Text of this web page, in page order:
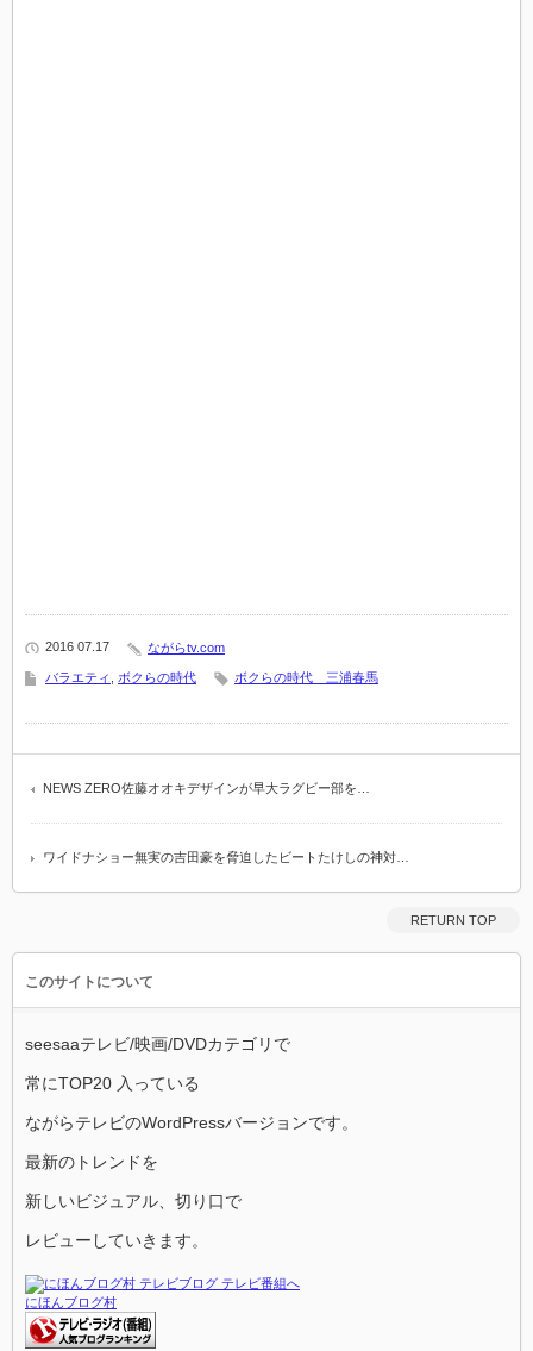
2016 07.17 ながらtv.com
バラエティ ボクらの時代 ボクらの時代 三浦春馬
NEWS ZERO佐藤オオキデザインが早大ラグビー部を…
ワイドナショー無実の吉田豪を脅迫したビートたけしの神対…
RETURN TOP
このサイトについて
seesaaテレビ/映画/DVDカテゴリで
常にTOP20 入っている
ながらテレビのWordPressバージョンです。
最新のトレンドを
新しいビジュアル、切り口で
レビューしていきます。
にほんブログ村